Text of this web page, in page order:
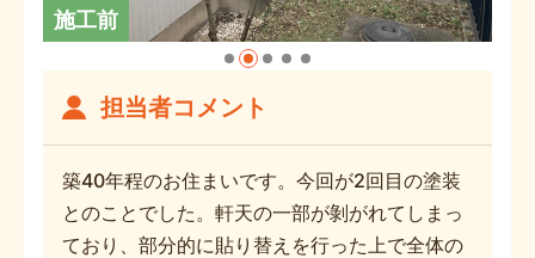
施工前
担当者コメント
築40年程のお住まいです。今回が2回目の塗装
とのことでした。軒天の一部が剝がれてしまっ
ており、部分的に貼り替えを行った上で全体の